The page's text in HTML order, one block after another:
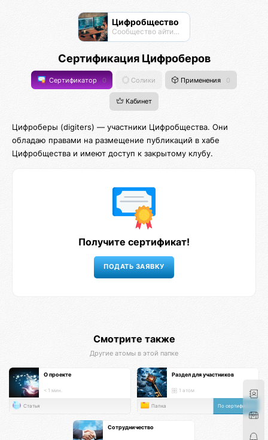
Цифробщество
Сообщество айтишников
Сертификация Цифроберов
Сертификатор 0 Солики Применения 0
Кабинет
Цифроберы (digiters) — участники Цифробщества. Они
обладаю правами на размещение публикаций в хабе
Цифробщества и имеют доступ к закрытому клубу.
Получите сертификат!
Смотрите также
Другие атомы в этой папке
О проекте
< 1 мин.
Статья
Раздел для участников
1 атом
Папка По сертификату
Сотрудничество